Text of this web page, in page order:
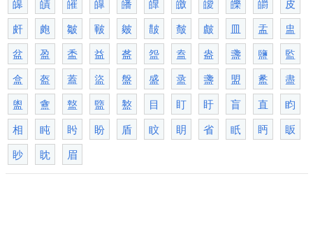
皞
皟 皠 皡 皤 皥 皦 皧 皪 皭
皮
皯
皰 皺 皸 皴 皵 皶 皻 皿 盂
盅
盆
盈 盉 益 盋 盌 盍 盎 盞 鹽
監
盒
盔 蓋 盜 盤 盛 盝 盞 盟 盠
盡
盥
盦 盩 盬 盭 目 盯 盱 盲 直
盷
相
盹 盻 盼 盾 盿 眀 省 眂 眄
眅
眇
眈 眉